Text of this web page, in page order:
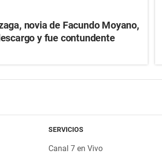
novia de Facundo Moyano,
y fue contundente
SERVICIOS
Canal 7 en Vivo